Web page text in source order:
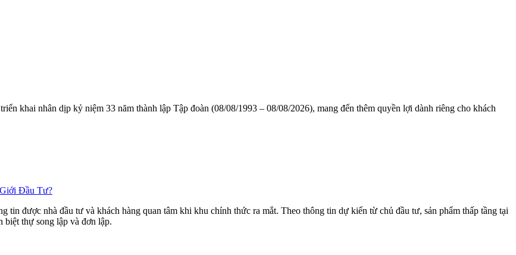
khai nhân dịp kỷ niệm 33 năm thành lập Tập đoàn (08/08/1993 – 08/08/2026), mang đến thêm quyền lợi dành riêng cho khách
Đầu Tư?
tin được nhà đầu tư và khách hàng quan tâm khi khu chính thức ra mắt. Theo thông tin dự kiến từ chủ đầu tư, sản phẩm thấp tầng tại
thự song lập và đơn lập.